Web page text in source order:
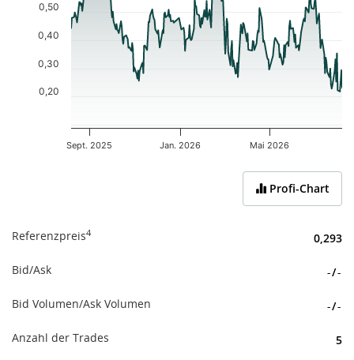
Sept. 2025 Jan. 2026 Mai 2026
0,20
0,30
0,40
0,50
Profi-Chart
Referenzpreis4 0,293
Bid/Ask -/-
Bid Volumen/Ask Volumen -/-
Anzahl der Trades 5